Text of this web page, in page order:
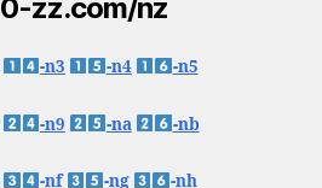
zz.com/nz
-n3 -n4 -n5
-n9 -na -nb
-nf -ng -nh